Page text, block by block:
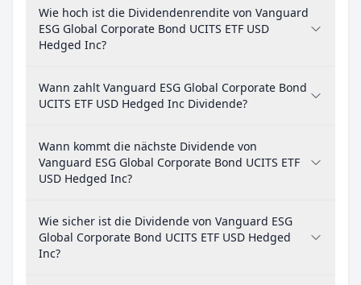
Wie hoch ist die Dividendenrendite von Vanguard
ESG Global Corporate Bond UCITS ETF USD
Hedged Inc?
Wann zahlt Vanguard ESG Global Corporate Bond
UCITS ETF USD Hedged Inc Dividende?
Wann kommt die nächste Dividende von
Vanguard ESG Global Corporate Bond UCITS ETF
USD Hedged Inc?
Wie sicher ist die Dividende von Vanguard ESG
Global Corporate Bond UCITS ETF USD Hedged
Inc?